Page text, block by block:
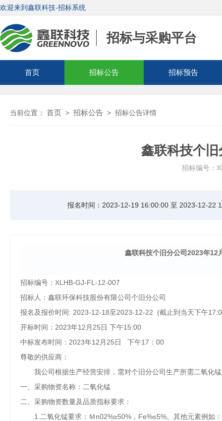
欢迎来到鑫联科技-招标系统
招标与采购平台
首页 招标公告 招标预告
当前位置： 首页 > 招标公告 > 招标公告详情
鑫联科技个
招标编号：
报名时间：2023-12-19 16:00:00 至 2023-12-22
鑫联科技个旧分公司2023年12
招标编号： XLHB-GJ-FL-12-007
招标人：鑫联环保科技股份有限公司个旧分公司
报名及报价时间: 2023-12-18至2023-12-22 (截止到当天下午1
开标时间： 2023年12月25日 下午15:00
中标发布时间： 2023年12月25日 下午17 ： 00
尊敬的供应商：
我公司根据生产经营安排，需对个旧分公司生产所需二氧化
一、采购物资名称：二氧化锰
二、采购物资数量及品质指标要求：
1.二氧化锰要求： Ｍn02%≥50%，Fe%≤5%。其他元素例如